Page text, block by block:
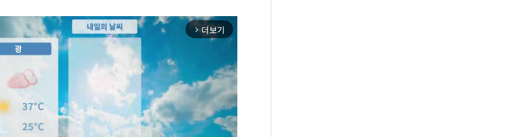
arrow_forward_ios 더보기